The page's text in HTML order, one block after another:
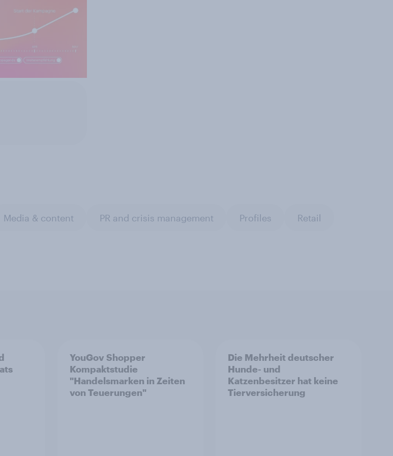
Media & content PR and crisis management Profiles Retail
YouGov Shopper
Kompaktstudie
"Handelsmarken in Zeiten
von Teuerungen"
Die Mehrheit deutscher
Hunde- und
Katzenbesitzer hat keine
Tierversicherung